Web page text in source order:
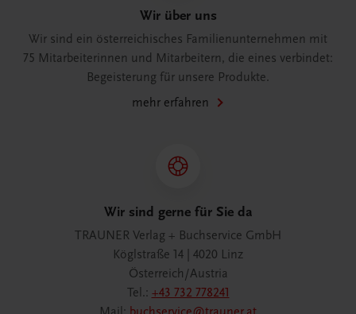
Wir über uns
Wir sind ein österreichisches Familienunternehmen mit
75 Mitarbeiterinnen und Mitarbeitern, die eines verbindet:
Begeisterung für unsere Produkte.
mehr erfahren
Wir sind gerne für Sie da
TRAUNER Verlag + Buchservice GmbH
Köglstraße 14 | 4020 Linz
Österreich/Austria
Tel.: +43 732 778241